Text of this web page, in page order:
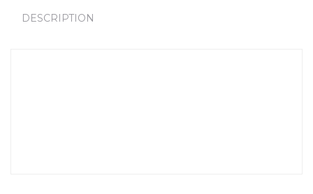
DESCRIPTION